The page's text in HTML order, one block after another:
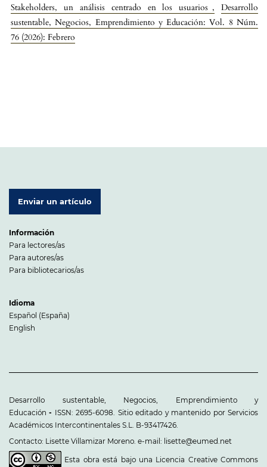
Stakeholders, un análisis centrado en los usuarios, Desarrollo
sustentable, Negocios, Emprendimiento y Educación: Vol. 8 Núm.
76 (2026): Febrero
Enviar un artículo
Información
Para lectores/as
Para autores/as
Para bibliotecarios/as
Idioma
Español (España)
English
Desarrollo sustentable, Negocios, Emprendimiento y
Educación - ISSN: 2695-6098. Sitio editado y mantenido por Servicios
Académicos Intercontinentales S.L. B-93417426.
Contacto: Lisette Villamizar Moreno. e-mail: lisette@eumed.net
Esta obra está bajo una Licencia Creative Commons